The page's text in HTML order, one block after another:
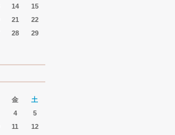
14
15
21
22
28
29
金
土
4
5
11
12